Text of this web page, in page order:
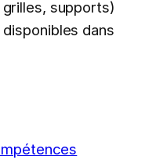
supports)
dans